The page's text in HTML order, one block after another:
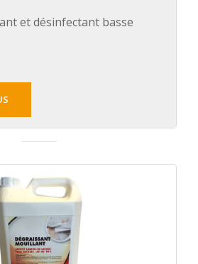
et désinfectant basse